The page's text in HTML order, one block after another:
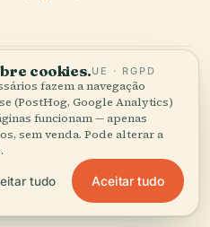
no app
cookies.UE · RGPD
fazem a navegação
(PostHog, Google Analytics)
funcionam — apenas
sem venda. Pode alterar a
tudo Aceitar tudo